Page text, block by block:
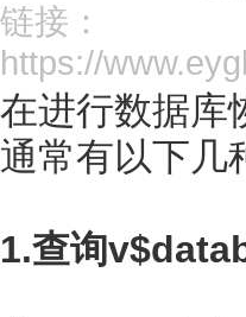
链接：
https://
在进行数据库
通常有以下几
1.查询